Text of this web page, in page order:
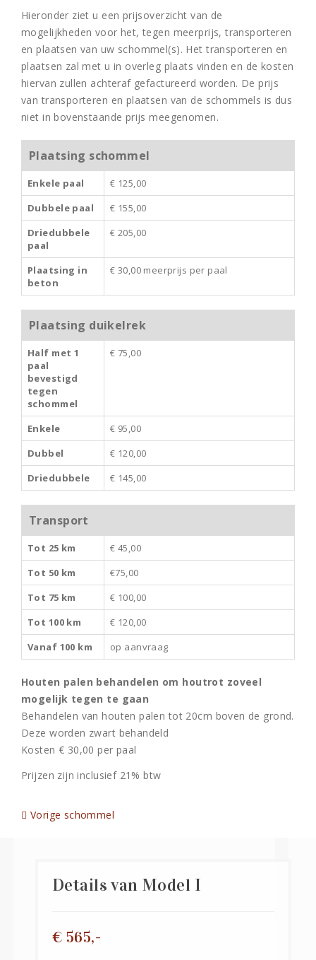
Hieronder ziet u een prijsoverzicht van de
mogelijkheden voor het, tegen meerprijs, transporteren
en plaatsen van uw schommel(s). Het transporteren en
plaatsen zal met u in overleg plaats vinden en de kosten
hiervan zullen achteraf gefactureerd worden. De prijs
van transporteren en plaatsen van de schommels is dus
niet in bovenstaande prijs meegenomen.
Plaatsing schommel
Enkele paal
€ 125,00
Dubbele paal
€ 155,00
Driedubbele
paal
€ 205,00
Plaatsing in
beton
€ 30,00 meerprijs per paal
Plaatsing duikelrek
Half met 1
paal
bevestigd
tegen
schommel
€ 75,00
Enkele
€ 95,00
Dubbel
€ 120,00
Driedubbele
€ 145,00
Transport
Tot 25 km
€ 45,00
Tot 50 km
€75,00
Tot 75 km
€ 100,00
Tot 100 km
€ 120,00
Vanaf 100 km
op aanvraag
Houten palen behandelen om houtrot zoveel
mogelijk tegen te gaan
Behandelen van houten palen tot 20cm boven de grond.
Deze worden zwart behandeld
Kosten € 30,00 per paal
Prijzen zijn inclusief 21% btw
Vorige schommel
Details van Model I
€ 565,-